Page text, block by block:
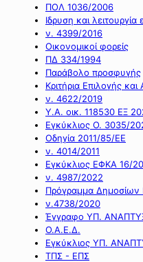
ΠΟΛ 1036/2006
Ιδρυση και λειτουργία
ν. 4399/2016
Οικονομικοί φορείς
ΠΔ 334/1994
Παράβολο προσφυγής
Κριτήρια Επιλογής
ν. 4622/2019
Υ.Α. οικ. 118530 ΕΞ
Εγκύκλιος Ο. 3035/
Οδηγία 2011/85/ΕΕ
ν. 4014/2011
Εγκύκλιος ΕΦΚΑ 16/
ν. 4987/2022
Πρόγραμμα
ν.4738/2020
Έγγραφο ΥΠ.
Ο.Α.Ε.Δ.
Εγκύκλιος ΥΠ.
ΤΠΣ - ΕΠΣ